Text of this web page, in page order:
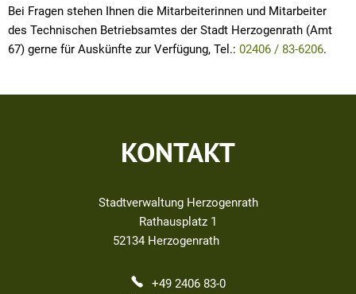
Bei Fragen stehen Ihnen die Mitarbeiterinnen und Mitarbeiter
des Technischen Betriebsamtes der Stadt Herzogenrath (Amt
67) gerne für Auskünfte zur Verfügung, Tel.: 02406 / 83-6206.
KONTAKT
Stadtverwaltung Herzogenrath
Rathausplatz 1
52134 Herzogenrath
+49 2406 83-0